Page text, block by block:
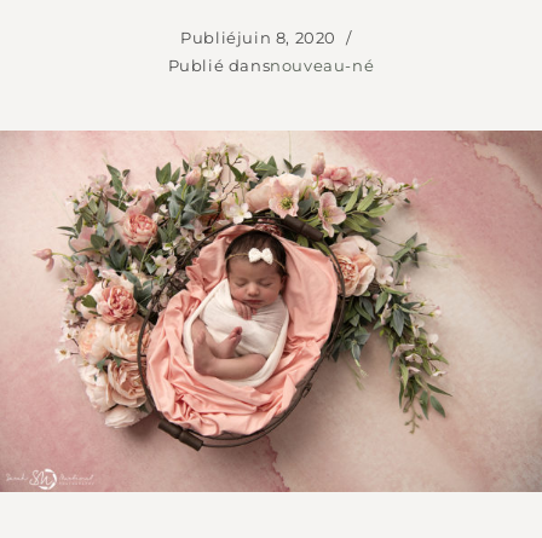
Publiéjuin 8, 2020
Publié dansnouveau-né